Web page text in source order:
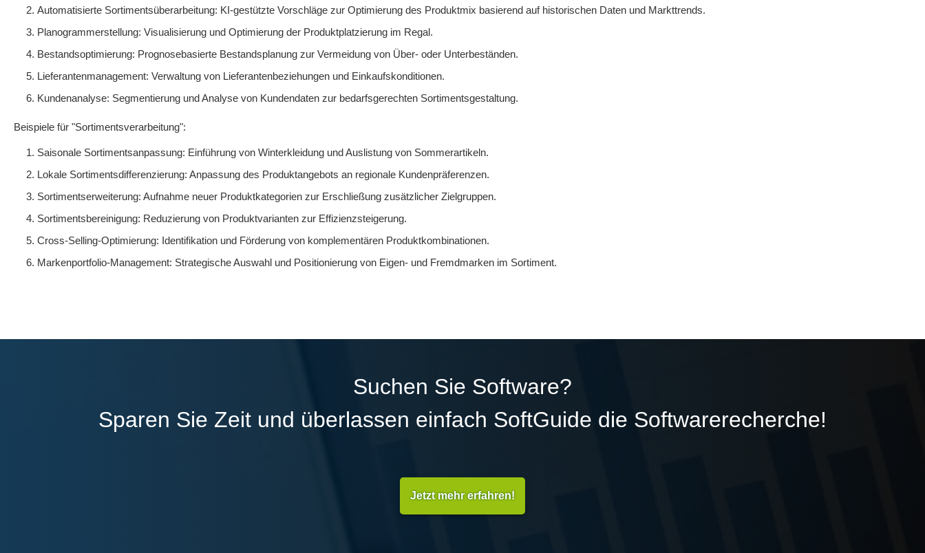
Automatisierte Sortimentsüberarbeitung: KI-gestützte Vorschläge zur Optimierung des Produktmix basierend auf historischen Daten und Markttrends.
Planogrammerstellung: Visualisierung und Optimierung der Produktplatzierung im Regal.
Bestandsoptimierung: Prognosebasierte Bestandsplanung zur Vermeidung von Über- oder Unterbeständen.
Lieferantenmanagement: Verwaltung von Lieferantenbeziehungen und Einkaufskonditionen.
Kundenanalyse: Segmentierung und Analyse von Kundendaten zur bedarfsgerechten Sortimentsgestaltung.
Beispiele für "Sortimentsverarbeitung":
Saisonale Sortimentsanpassung: Einführung von Winterkleidung und Auslistung von Sommerartikeln.
Lokale Sortimentsdifferenzierung: Anpassung des Produktangebots an regionale Kundenpräferenzen.
Sortimentserweiterung: Aufnahme neuer Produktkategorien zur Erschließung zusätzlicher Zielgruppen.
Sortimentsbereinigung: Reduzierung von Produktvarianten zur Effizienzsteigerung.
Cross-Selling-Optimierung: Identifikation und Förderung von komplementären Produktkombinationen.
Markenportfolio-Management: Strategische Auswahl und Positionierung von Eigen- und Fremdmarken im Sortiment.
Suchen Sie Software?
Sparen Sie Zeit und überlassen einfach SoftGuide die Softwarerecherche!
Jetzt mehr erfahren!